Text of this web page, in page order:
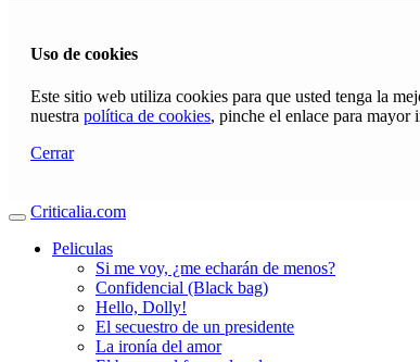
Uso de cookies
Este sitio web utiliza cookies para que usted tenga la
nuestra política de cookies, pinche el enlace para mayor
Cerrar
Criticalia.com
Peliculas
Si me voy, ¿me echarán de menos?
Confidencial (Black bag)
Hello, Dolly!
El secuestro de un presidente
La ironía del amor